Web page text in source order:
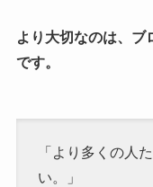
より大切なのは、ブ
です。
「より多くの人
い。」